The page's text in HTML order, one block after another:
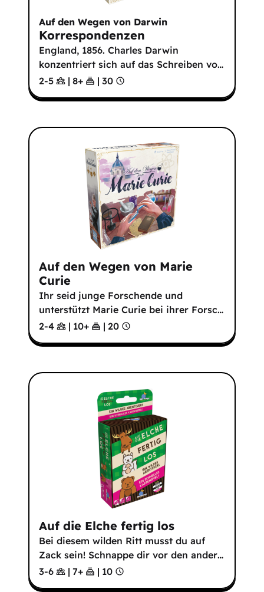
Auf den Wegen von Darwin
Korrespondenzen
England, 1856. Charles Darwin
konzentriert sich auf das Schreiben vo…
2-5
| 8+ | 30
Auf den Wegen von Marie
Curie
Ihr seid junge Forschende und
unterstützt Marie Curie bei ihrer Forsc…
2-4
| 10+ | 20
Auf die Elche fertig los
Bei diesem wilden Ritt musst du auf
Zack sein! Schnappe dir vor den ander…
3-6
| 7+ | 10